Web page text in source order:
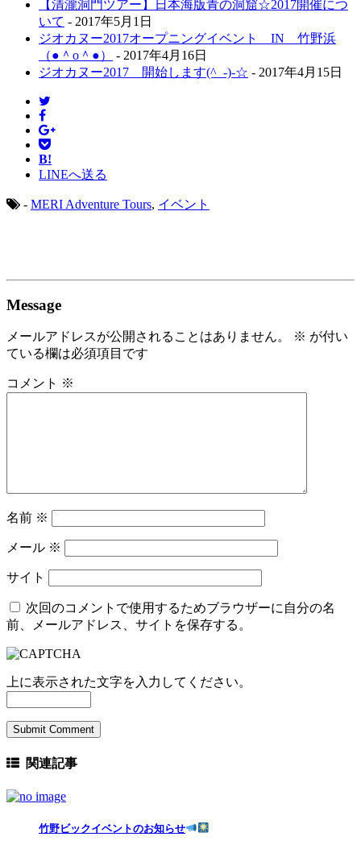
【清瀧洞門ツアー】日本海版青の洞窟☆2017開催につ
いて - 2017年5月1日
ジオカヌー2017オープニングイベント IN 竹野浜
（●＾o＾●）
- 2017年4月16日
ジオカヌー2017 開始します(^_-)-☆ - 2017年4月15日
B!
LINEへ送る
- MERI Adventure Tours, イベント
Message
メールアドレスが公開されることはありません。 ※ が付い
ている欄は必須項目です
コメント ※
名前 ※
メール ※
サイト
次回のコメントで使用するためブラウザーに自分の名
前、メールアドレス、サイトを保存する。
上に表示された文字を入力してください。
関連記事
竹野ビックイベントのお知らせ